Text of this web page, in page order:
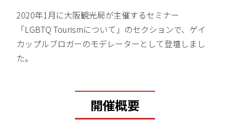
2020年1月に大阪観光局が主催するセミナー
「LGBTQ Tourismについて」のセクションで、ゲイ
カップルブロガーのモデレーターとして登壇しまし
た。
開催概要